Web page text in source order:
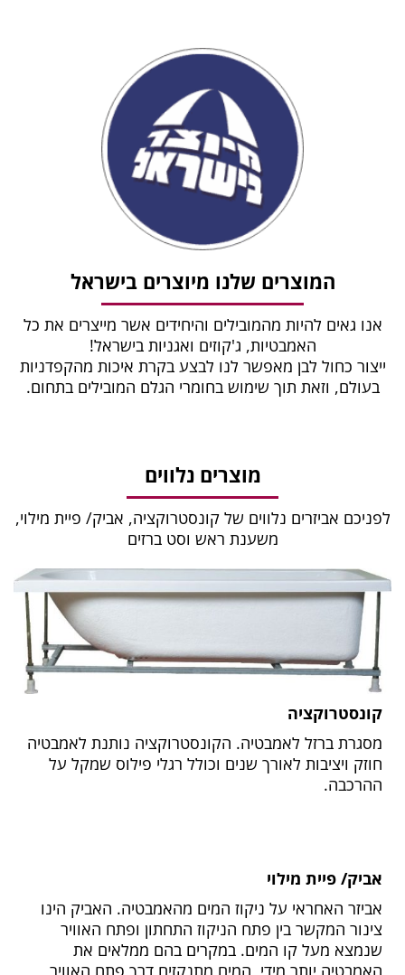
המוצרים שלנו מיוצרים בישראל
אנו גאים להיות מהמובילים והיחידים אשר מייצרים את כל
האמבטיות, ג'קוזים ואגניות בישראל!
ייצור כחול לבן מאפשר לנו לבצע בקרת איכות מהקפדניות
בעולם, וזאת תוך שימוש בחומרי הגלם המובילים בתחום.
מוצרים נלווים
לפניכם אביזרים נלווים של קונסטרוקציה, אביק/ פיית מילוי,
משענת ראש וסט ברזים
קונסטרוקציה
מסגרת ברזל לאמבטיה. הקונסטרוקציה נותנת לאמבטיה
חוזק ויציבות לאורך שנים וכולל רגלי פילוס שמקל על
ההרכבה.
אביק/ פיית מילוי
אביזר האחראי על ניקוז המים מהאמבטיה. האביק הינו
צינור המקשר בין פתח הניקוז התחתון ופתח האוויר
שנמצא מעל קו המים. במקרים בהם ממלאים את